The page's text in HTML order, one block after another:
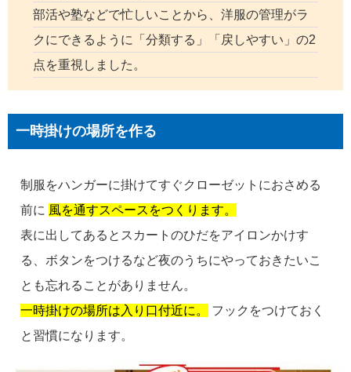
部活や塾などで忙しいことから、洋服の管理がラ
クにできるように「分類する」「戻しやすい」の2
点を重視しました。
一時掛けの場所を作る
制服をハンガーに掛けてすぐクローゼットにおさめる
前に 風を通すスペースをつくります。
表に出してあるとスカートのひだをアイロンかけす
る、ボタンをつけるなど夜のうちにやっておきたいこ
とも忘れることがありません。
一時掛けの場所は入り口付近に。
フックをつけておく
と習慣になります。